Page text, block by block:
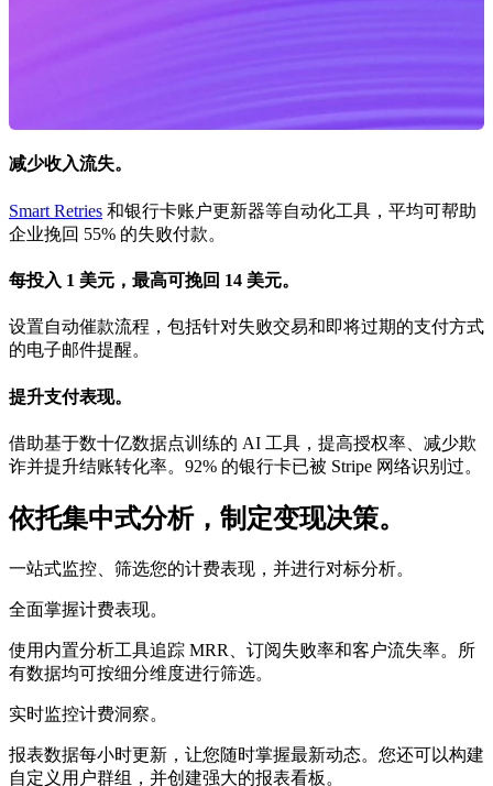
减少收入流失。
Smart Retries 和银行卡账户更新器等自动化工具，平均可帮助
企业挽回 55% 的失败付款。
每投入 1 美元，最高可挽回 14 美元。
设置自动催款流程，包括针对失败交易和即将过期的支付方式
的电子邮件提醒。
提升支付表现。
借助基于数十亿数据点训练的 AI 工具，提高授权率、减少欺
诈并提升结账转化率。92% 的银行卡已被 Stripe 网络识别过。
依托集中式分析，制定变现决策。
一站式监控、筛选您的计费表现，并进行对标分析。
全面掌握计费表现。
使用内置分析工具追踪 MRR、订阅失败率和客户流失率。所
有数据均可按细分维度进行筛选。
实时监控计费洞察。
报表数据每小时更新，让您随时掌握最新动态。您还可以构建
自定义用户群组，并创建强大的报表看板。